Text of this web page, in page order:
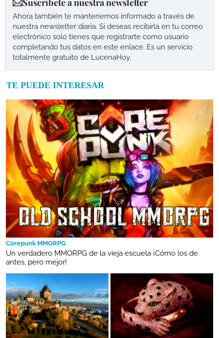
Suscríbete a nuestra newsletter
Ahora también te mantenemos informado a través de
nuestra newsletter diaria. Si deseas recibirla en tu correo
electrónico solo tienes que registrarte como usuario
completando tus datos en este enlace. Es un servicio
totalmente gratuito de LucenaHoy.
TE PUEDE INTERESAR
Corepunk MMORPG
Un verdadero MMORPG de la vieja escuela ¡Cómo los de
antes, pero mejor!